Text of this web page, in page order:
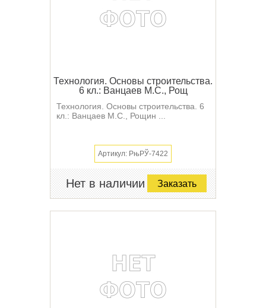
Технология. Основы строительства.
6 кл.: Ванцаев М.С., Рощ
Технология. Основы строительства. 6
кл.: Ванцаев М.С., Рощин ...
Артикул: РњРЎ-7422
Нет в наличии Заказать